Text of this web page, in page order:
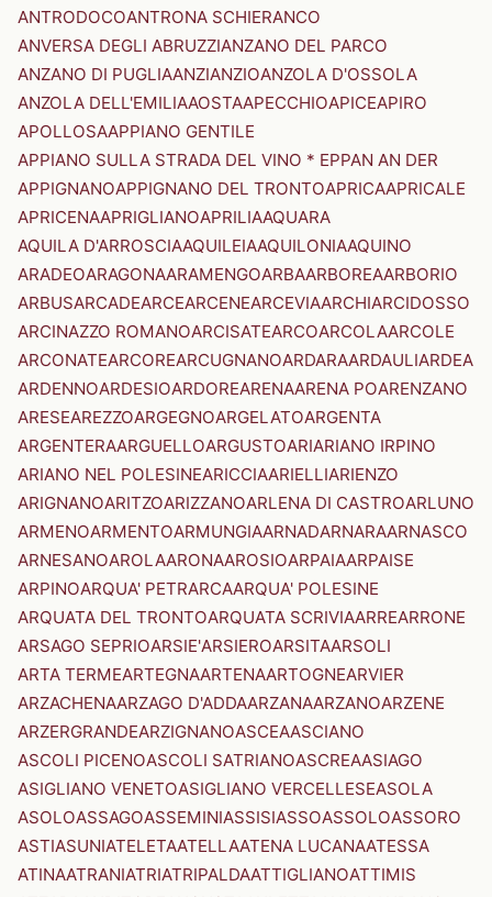
ANTRODOCOANTRONA SCHIERANCO
ANVERSA DEGLI ABRUZZIANZANO DEL PARCO
ANZANO DI PUGLIAANZIANZIOANZOLA D'OSSOLA
ANZOLA DELL'EMILIAAOSTAAPECCHIOAPICEAPIRO
APOLLOSAAPPIANO GENTILE
APPIANO SULLA STRADA DEL VINO * EPPAN AN DER
APPIGNANOAPPIGNANO DEL TRONTOAPRICAAPRICALE
APRICENAAPRIGLIANOAPRILIAAQUARA
AQUILA D'ARROSCIAAQUILEIAAQUILONIAAQUINO
ARADEOARAGONAARAMENGOARBAARBOREAARBORIO
ARBUSARCADEARCEARCENEARCEVIAARCHIARCIDOSSO
ARCINAZZO ROMANOARCISATEARCOARCOLAARCOLE
ARCONATEARCOREARCUGNANOARDARAARDAULIARDEA
ARDENNOARDESIOARDOREARENAARENA POARENZANO
ARESEAREZZOARGEGNOARGELATOARGENTA
ARGENTERAARGUELLOARGUSTOARIARIANO IRPINO
ARIANO NEL POLESINEARICCIAARIELLIARIENZO
ARIGNANOARITZOARIZZANOARLENA DI CASTROARLUNO
ARMENOARMENTOARMUNGIAARNADARNARAARNASCO
ARNESANOAROLAARONAAROSIOARPAIAARPAISE
ARPINOARQUA' PETRARCAARQUA' POLESINE
ARQUATA DEL TRONTOARQUATA SCRIVIAARREARRONE
ARSAGO SEPRIOARSIE'ARSIEROARSITAARSOLI
ARTA TERMEARTEGNAARTENAARTOGNEARVIER
ARZACHENAARZAGO D'ADDAARZANAARZANOARZENE
ARZERGRANDEARZIGNANOASCEAASCIANO
ASCOLI PICENOASCOLI SATRIANOASCREAASIAGO
ASIGLIANO VENETOASIGLIANO VERCELLESEASOLA
ASOLOASSAGOASSEMINIASSISIASSOASSOLOASSORO
ASTIASUNIATELETAATELLAATENA LUCANAATESSA
ATINAATRANIATRIATRIPALDAATTIGLIANOATTIMIS